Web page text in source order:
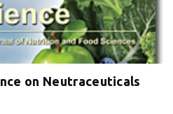
on Neutraceuticals